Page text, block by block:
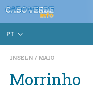
PT
INSELN MAIO
Morrinho